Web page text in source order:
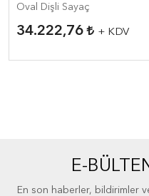
Oval Dişli Sayaç
34.222,76 + KDV
E-
En son haberler, bildirimler